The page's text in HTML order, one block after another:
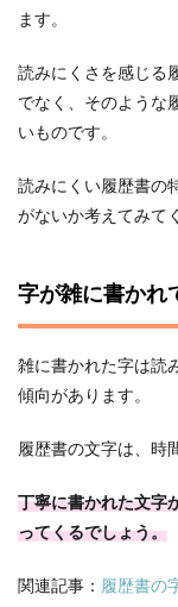
ます。
読みにくさを感じる
でなく、そのような
いものです。
読みにくい履歴書の
がないか考えてみて
字が雑に書かれ
雑に書かれた字は読
傾向があります。
履歴書の文字は、時
丁寧に書かれた文字
ってくるでしょう。
関連記事： 履歴書の